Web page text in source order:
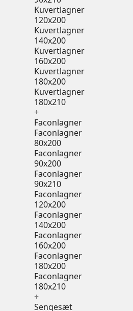
Kuvertlagner
120x200
Kuvertlagner
140x200
Kuvertlagner
160x200
Kuvertlagner
180x200
Kuvertlagner
180x210
+
Faconlagner
Faconlagner
80x200
Faconlagner
90x200
Faconlagner
90x210
Faconlagner
120x200
Faconlagner
140x200
Faconlagner
160x200
Faconlagner
180x200
Faconlagner
180x210
+
Sengesæt